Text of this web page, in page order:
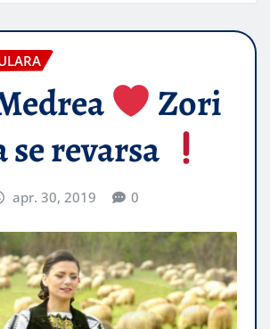
Zori
se revarsa
apr. 30, 2019 0